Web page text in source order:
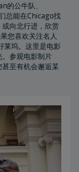
的公牛队、
总能在Chicago找
向北行进，欣赏
您喜欢关注名人
莱坞。这里是电影
参观电影制片
至有机会邂逅某